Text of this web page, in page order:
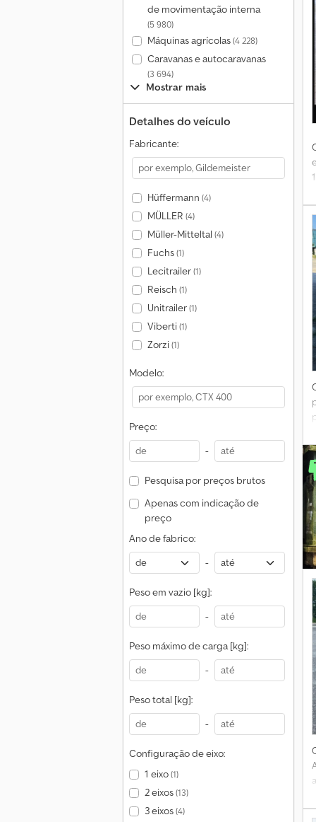
de movimentação interna
(5 980)
Máquinas agrícolas(4 228)
Caravanas e autocaravanas
(3 694)
Mostrar mais
Detalhes do veículo
Fabricante:
Hüffermann (4)
MÜLLER (4)
Müller-Mitteltal (4)
Fuchs(1)
Lecitrailer(1)
Reisch (1)
Unitrailer(1)
Viberti(1)
Zorzi(1)
Modelo:
Preço:
-
Pesquisa por preços brutos
Apenas com indicação de
preço
Ano de fabrico:
-
Peso em vazio [kg]:
-
Peso máximo de carga [kg]:
-
Peso total [kg]:
-
Configuração de eixo:
1 eixo(1)
2 eixos(13)
3 eixos(4)